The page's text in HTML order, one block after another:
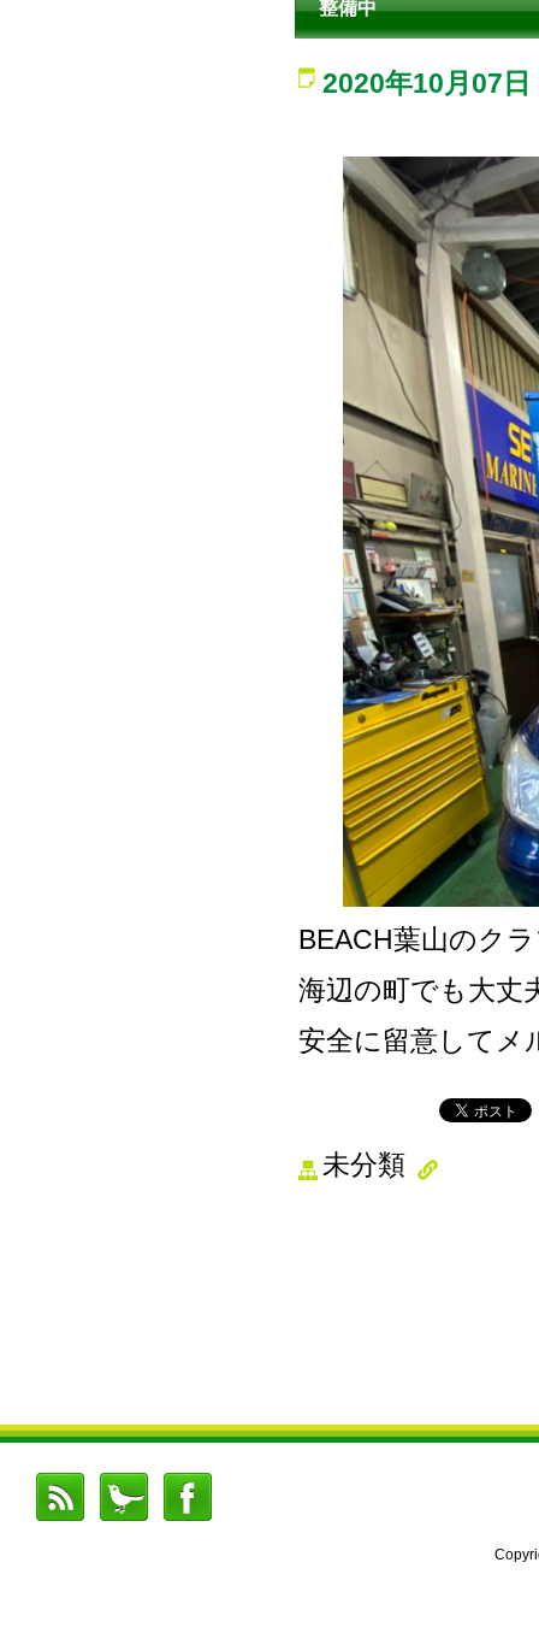
整備中
2020年10月07日
BEACH葉山のク
海辺の町でも大丈
安全に留意してメ
未分類